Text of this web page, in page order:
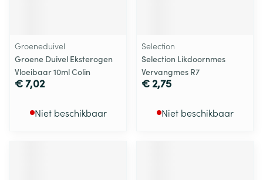
Groeneduivel
Groene Duivel Eksterogen
Vloeibaar 10ml Colin
€ 7,02
Niet beschikbaar
Selection
Selection Likdoornmes
Vervangmes R7
€ 2,75
Niet beschikbaar